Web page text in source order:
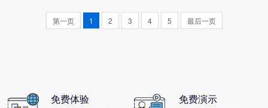
也就决定了车间管理必定会困
难重重。那么企业ERP管理乐
业内部各部门、各环节，困难
多，战线长。在这个过程中，
第一页 1 2 3 4 5 最后一页
免费体验 免费演示